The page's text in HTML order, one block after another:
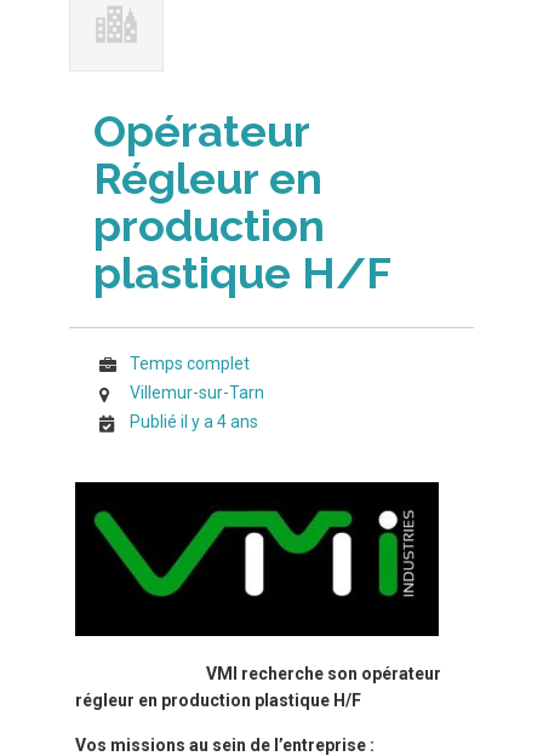
Opérateur
Régleur en
production
plastique H/F
Temps complet
Villemur-sur-Tarn
Publié il y a 4 ans
VMI recherche son opérateur
régleur en production plastique H/F
Vos missions au sein de l’entreprise :